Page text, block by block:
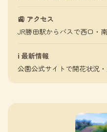
🚉 アクセス
JR勝田駅からバスで西口・
ℹ️ 最新情報
公園公式サイトで開花状況